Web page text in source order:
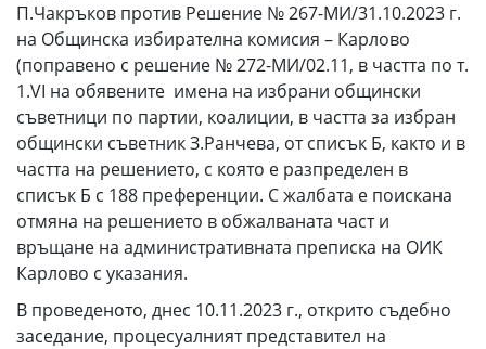
П.Чакръков против Решение № 267-МИ/31.10.2023 г.
на Общинска избирателна комисия – Карлово
(поправено с решение № 272-МИ/02.11, в частта по т.
1.VІ на обявените имена на избрани общински
съветници по партии, коалиции, в частта за избран
общински съветник З.Ранчева, от списък Б, както и в
частта на решението, с която е разпределен в
списък Б с 188 преференции. С жалбата е поискана
отмяна на решението в обжалваната част и
връщане на административната преписка на ОИК
Карлово с указания.
В проведеното, днес 10.11.2023 г., открито съдебно
заседание, процесуалният представител на